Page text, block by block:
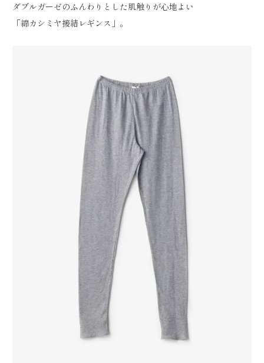
ダブルガーゼのふんわりとした肌触りが心地よい
「綿カシミヤ接結レギンス」。